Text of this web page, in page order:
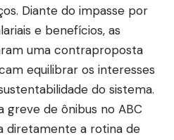
Diante do impasse por
e benefícios, as
uma contraproposta
equilibrar os interesses
do sistema.
greve de ônibus no ABC
diretamente a rotina de